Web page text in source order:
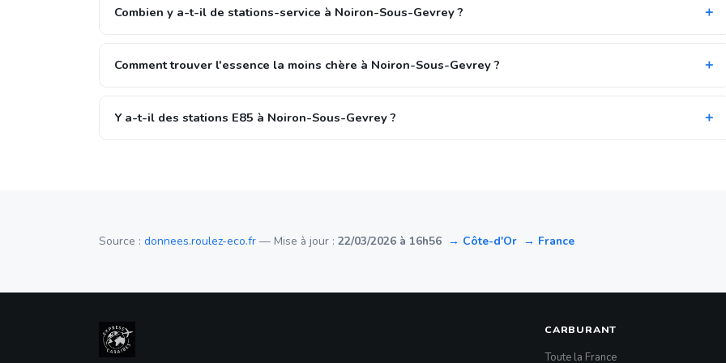
Combien y a-t-il de stations-service à Noiron-Sous-Gevrey ?
Comment trouver l'essence la moins chère à Noiron-Sous-Gevrey ?
Y a-t-il des stations E85 à Noiron-Sous-Gevrey ?
Source : donnees.roulez-eco.fr — Mise à jour : 22/03/2026 à 16h56 → Côte-d'Or → France
CARBURANT
Toute la France